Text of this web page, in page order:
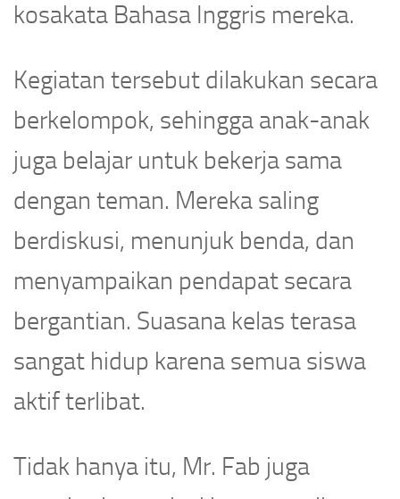
kosakata Bahasa Inggris mereka.
Kegiatan tersebut dilakukan secara
berkelompok, sehingga anak-anak
juga belajar untuk bekerja sama
dengan teman. Mereka saling
berdiskusi, menunjuk benda, dan
menyampaikan pendapat secara
bergantian. Suasana kelas terasa
sangat hidup karena semua siswa
aktif terlibat.
Tidak hanya itu, Mr. Fab juga